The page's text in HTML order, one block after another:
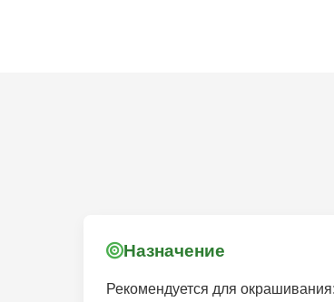
Назначение
Рекомендуется для окрашивания: